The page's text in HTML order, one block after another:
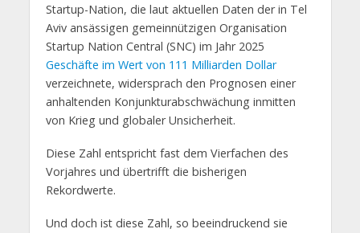
Startup-Nation, die laut aktuellen Daten der in Tel
Aviv ansässigen gemeinnützigen Organisation
Startup Nation Central (SNC) im Jahr 2025
Geschäfte im Wert von 111 Milliarden Dollar
verzeichnete, widersprach den Prognosen einer
anhaltenden Konjunkturabschwächung inmitten
von Krieg und globaler Unsicherheit.
Diese Zahl entspricht fast dem Vierfachen des
Vorjahres und übertrifft die bisherigen
Rekordwerte.
Und doch ist diese Zahl, so beeindruckend sie